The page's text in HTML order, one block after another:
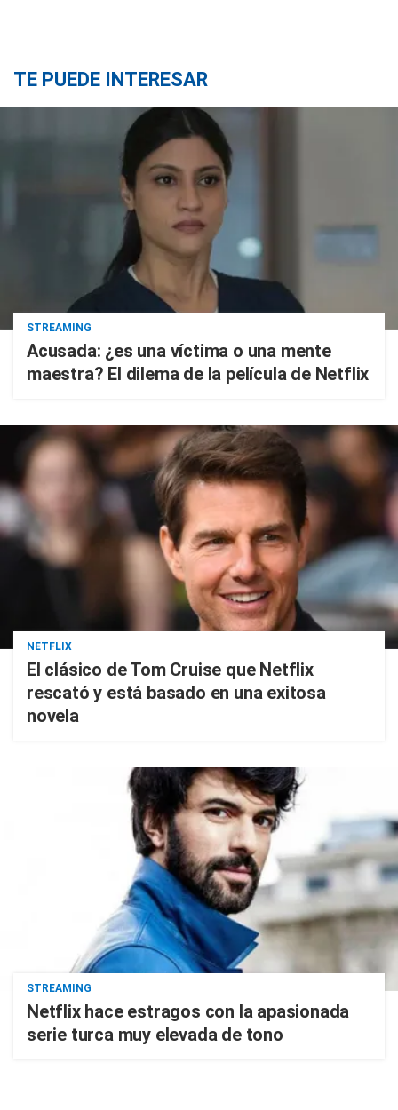
TE PUEDE INTERESAR
STREAMING
Acusada: ¿es una víctima o una mente
maestra? El dilema de la película de Netflix
NETFLIX
El clásico de Tom Cruise que Netflix
rescató y está basado en una exitosa
novela
STREAMING
Netflix hace estragos con la apasionada
serie turca muy elevada de tono